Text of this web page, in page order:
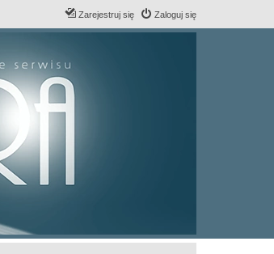
Zaloguj się
Zarejestruj się